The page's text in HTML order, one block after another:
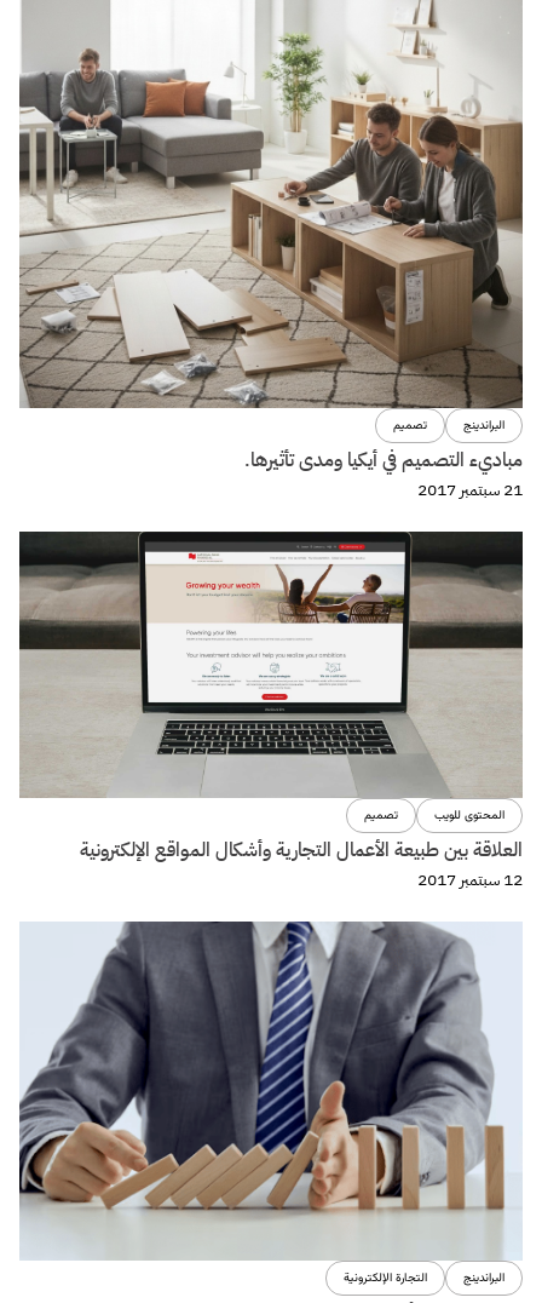
البراندينج تصميم
مباديء التصميم في أيكيا ومدى تأثيرها.
21 سبتمبر 2017
المحتوى للويب تصميم
العلاقة بين طبيعة الأعمال التجارية وأشكال المواقع الإلكترونية
12 سبتمبر 2017
البراندينج التجارة الإلكترونية